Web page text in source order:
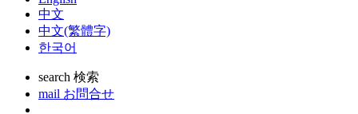
中文
中文(繁體字)
한국어
search 検索
mail お問合せ